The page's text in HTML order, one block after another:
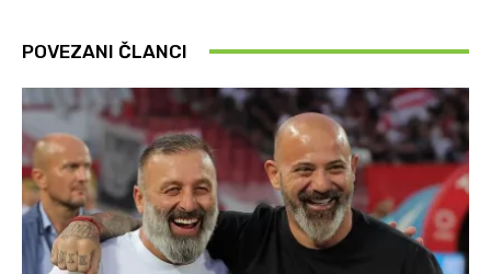
POVEZANI ČLANCI